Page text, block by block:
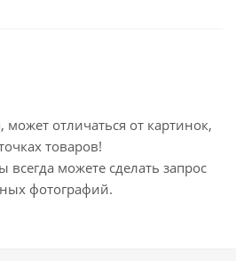
отличаться от картинок,
товаров!
можете сделать запрос
фотографий.